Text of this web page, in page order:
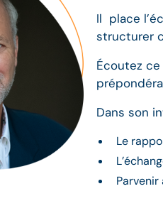
Il place
structurer
Écoutez
Dans son
Le
Parvenir